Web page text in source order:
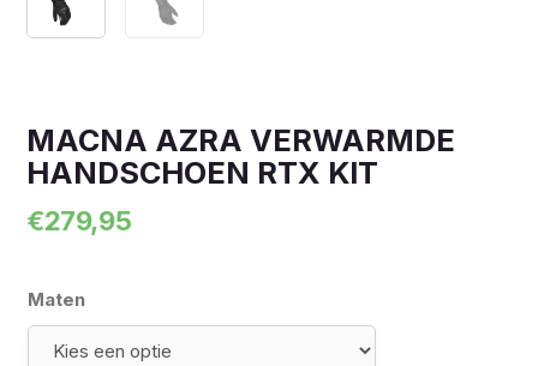
MACNA AZRA VERWARMDE
HANDSCHOEN RTX KIT
€279,95
Maten